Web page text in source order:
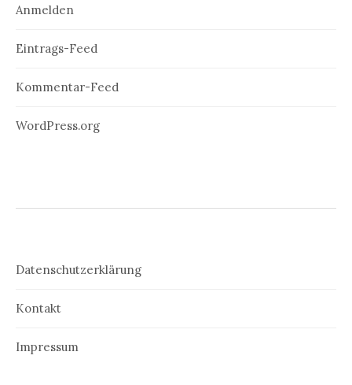
Anmelden
Eintrags-Feed
Kommentar-Feed
WordPress.org
Datenschutzerklärung
Kontakt
Impressum